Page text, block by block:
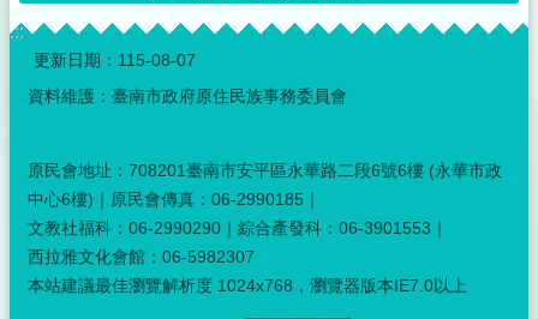
:::
更新日期： 115-08-07
資料維護：臺南市政府原住民族事務委員會
原民會地址：708201臺南市安平區永華路二段6號6樓 (永華市政
中心6樓)｜原民會傳真：06-2990185｜
文教社福科：06-2990290｜綜合產發科：06-3901553｜
西拉雅文化會館：06-5982307
本站建議最佳瀏覽解析度 1024x768，瀏覽器版本IE7.0以上